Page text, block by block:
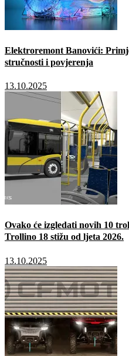
Elektroremont Banovići:
stručnosti i povjerenja
13.10.2025
Ovako će izgledati novih 10
Trollino 18 stižu od ljeta 2026.
13.10.2025